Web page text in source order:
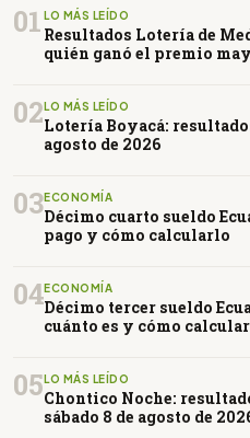
01 LO MÁS LEÍDO
Resultados Lotería de
quién ganó el premio
02LO MÁS LEÍDO
Lotería Boyacá:
agosto de 2026
03ECONOMÍA
Décimo cuarto sueldo
pago y cómo calcularlo
04ECONOMÍA
Décimo tercer sueldo
cuánto es y cómo
05LO MÁS LEÍDO
Chontico Noche:
sábado 8 de agosto de